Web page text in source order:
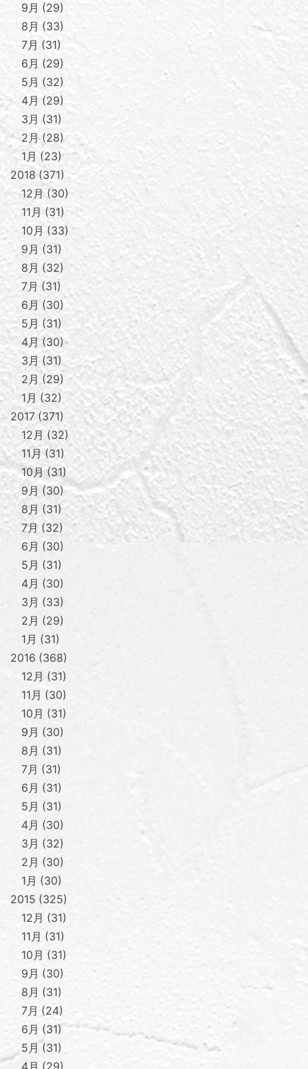
9月
29
8月
33
7月
31
6月
29
5月
32
4月
29
3月
31
2月 28
1月
23
2018 371
12月 30
11月
31
10月
33
9月
31
8月
32
7月
31
6月
30
5月
31
4月 30
3月 31
2月
29
1月
32
2017 371
12月
32
11月 31
10月 31
9月
30
8月
31
7月 32
6月
30
5月
31
4月
30
3月
33
2月
29
1月
31
2016 368
12月
31
11月
30
10月
31
9月
30
8月
31
7月
31
6月
31
5月
31
4月
30
3月
32
2月
30
1月
30
2015 325
12月
31
11月
31
10月
31
9月
30
8月
31
7月
24
6月
31
5月
31
4月
29